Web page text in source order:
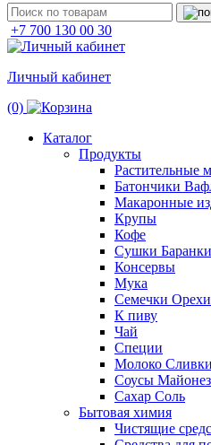
+7 700 130 00 30
Личный кабинет
(0)
Каталог
Продукты
Растительные
Батончики
Макаронные
Крупы
Кофе
Сушки
Консервы
Мука
Семечки
К пиву
Чай
Специи
Молоко
Соусы
Сахар Соль
Бытовая химия
Чистящие